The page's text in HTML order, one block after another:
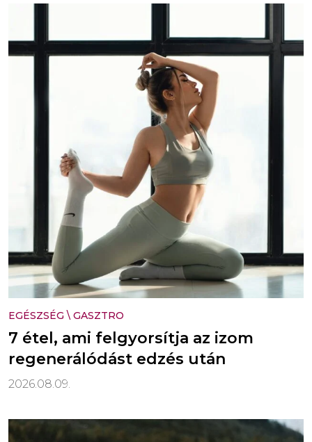
EGÉSZSÉG \ GASZTRO
7 étel, ami felgyorsítja az izom
regenerálódást edzés után
2026.08.09.